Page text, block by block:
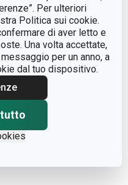
Per ulteriori
Politica sui cookie.
di aver letto e
Una volta accettate,
per un anno, a
dal tuo dispositivo.
bicchiere
Sì